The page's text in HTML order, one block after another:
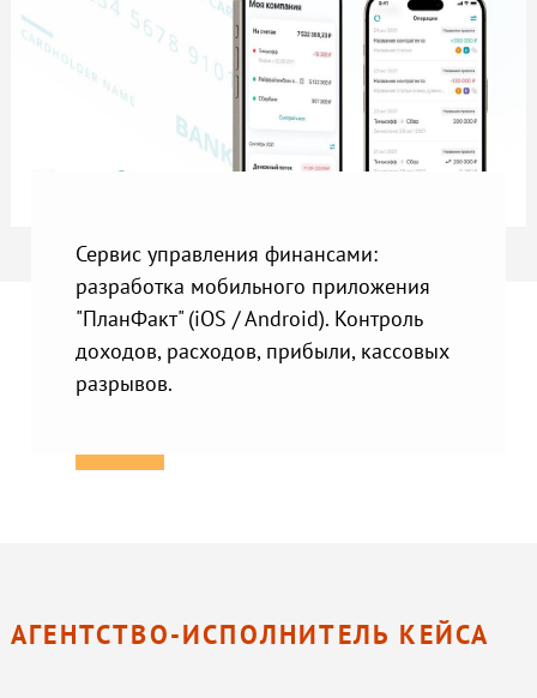
Сервис управления финансами:
разработка мобильного приложения
"ПланФакт" (iOS / Android). Контроль
доходов, расходов, прибыли, кассовых
разрывов.
АГЕНТСТВО-ИСПОЛНИТЕЛЬ КЕЙСА